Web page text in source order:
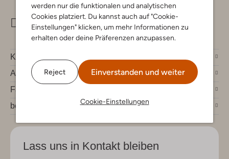
werden nur die funktionalen und analytischen
Cookies platziert. Du kannst auch auf "Cookie-
Einstellungen" klicken, um mehr Informationen zu
erhalten oder deine Präferenzen anzupassen.
Reject Einverstanden und weiter
Cookie-Einstellungen
info@omoda.de
Kundenservice
Account
Fashion News
bei Omoda
Lass uns in Kontakt bleiben